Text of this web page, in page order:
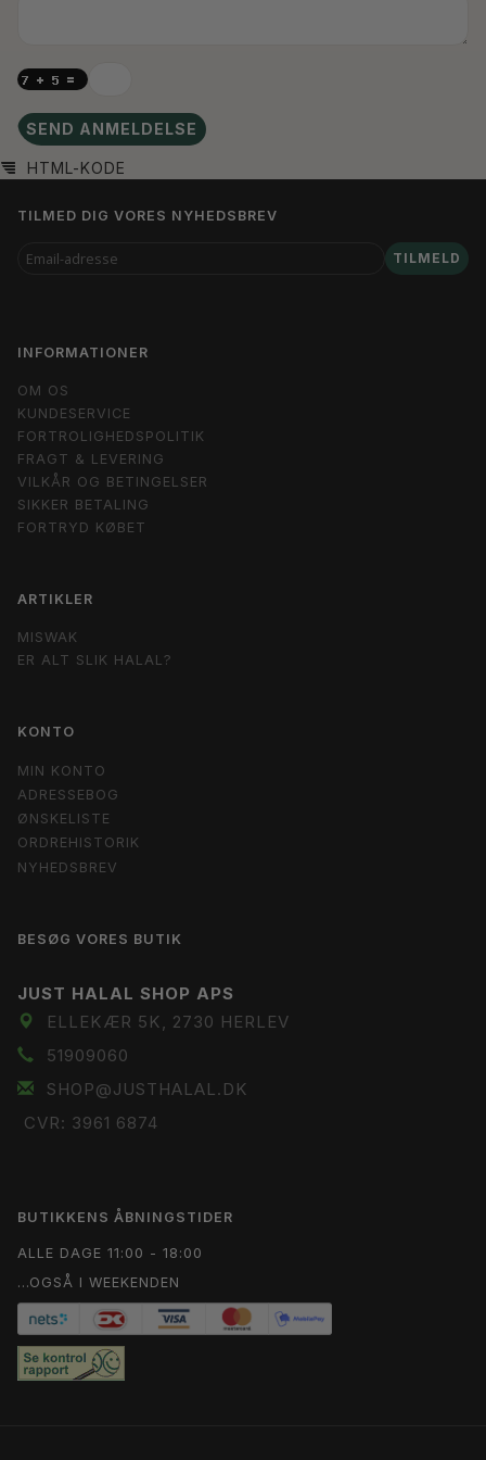
SEND ANMELDELSE
HTML-KODE
TILMED DIG VORES NYHEDSBREV
EMAIL-
ADRESSE
TILMELD
INFORMATIONER
OM OS
KUNDESERVICE
FORTROLIGHEDSPOLITIK
FRAGT & LEVERING
VILKÅR OG BETINGELSER
SIKKER BETALING
FORTRYD KØBET
ARTIKLER
MISWAK
ER ALT SLIK HALAL?
KONTO
MIN KONTO
ADRESSEBOG
ØNSKELISTE
ORDREHISTORIK
NYHEDSBREV
BESØG VORES BUTIK
JUST HALAL SHOP APS
ELLEKÆR 5K, 2730 HERLEV
51909060
SHOP@JUSTHALAL.DK
CVR: 3961 6874
BUTIKKENS ÅBNINGSTIDER
ALLE DAGE 11:00 - 18:00
...OGSÅ I WEEKENDEN